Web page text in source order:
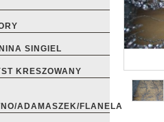
SINGIEL
KRESZOWANY
ADAMASZEK/FLANELA